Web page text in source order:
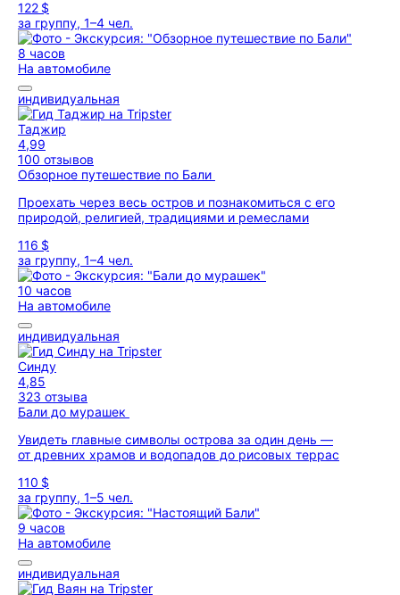
122 $
за группу, 1–4 чел.
8 часов
На автомобиле
индивидуальная
Таджир
4,99
100 отзывов
Обзорное путешествие по Бали
Проехать через весь остров и познакомиться с его
природой, религией, традициями и ремеслами
116 $
за группу, 1–4 чел.
10 часов
На автомобиле
индивидуальная
Синду
4,85
323 отзыва
Бали до мурашек
Увидеть главные символы острова за один день —
от древних храмов и водопадов до рисовых террас
110 $
за группу, 1–5 чел.
9 часов
На автомобиле
индивидуальная